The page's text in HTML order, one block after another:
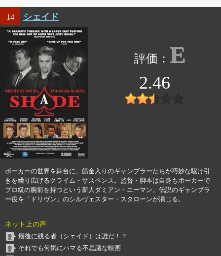
14 シェイド
E
2.46
ポーカーの世界を舞台に、筋金入りのギャンブラーたちが巧妙な駆け引
きを繰り広げるクライム・サスペンス。監督・脚本は自身もポーカーで
プロ級の腕前を持つという新人ダミアン・ニーマン。伝説のギャンブラ
ー役を「ドリヴン」のシルヴェスター・スタローンが演じる。
ネット上の声
最後に残る者（シェイド）は誰だ！？
それでも何気にハマる不思議な映画